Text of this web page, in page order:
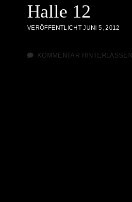
Halle 12
VERÖFFENTLICHT JUNI 5, 2012
KOMMENTAR HINTERLASSEN